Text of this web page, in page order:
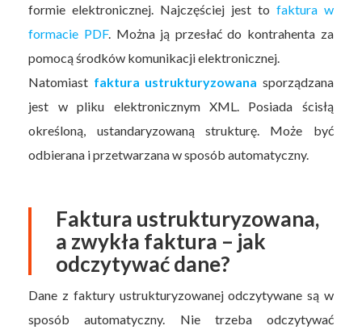
formie elektronicznej. Najczęściej jest to faktura w
formacie PDF. Można ją przesłać do kontrahenta za
pomocą środków komunikacji elektronicznej.
Natomiast faktura ustrukturyzowana sporządzana
jest w pliku elektronicznym XML. Posiada ścisłą
określoną, ustandaryzowaną strukturę. Może być
odbierana i przetwarzana w sposób automatyczny.
Faktura ustrukturyzowana,
a zwykła faktura – jak
odczytywać dane?
Dane z faktury ustrukturyzowanej odczytywane są w
sposób automatyczny. Nie trzeba odczytywać